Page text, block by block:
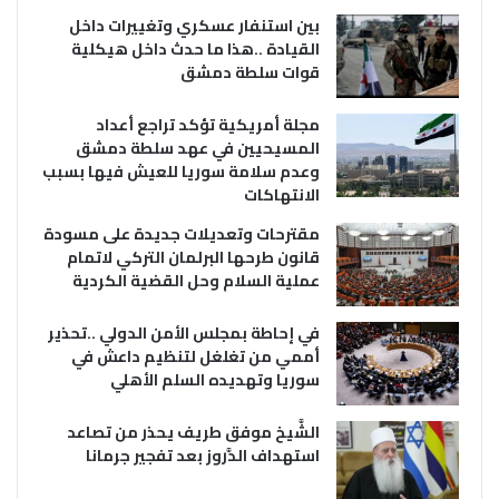
بين استنفار عسكري وتغييرات داخل
القيادة ..هذا ما حدث داخل هيكلية
قوات سلطة دمشق
مجلة أمريكية تؤكد تراجع أعداد
المسيحيين في عهد سلطة دمشق
وعدم سلامة سوريا للعيش فيها بسبب
الانتهاكات
مقترحات وتعديلات جديدة على مسودة
قانون طرحها البرلمان التركي لاتمام
عملية السلام وحل القضية الكردية
في إحاطة بمجلس الأمن الدولي ..تحذير
أممي من تغلغل لتنظيم داعش في
سوريا وتهديده السلم الأهلي
الشَّيخ موفق طريف يحذر من تصاعد
استهداف الدَّروز بعد تفجير جرمانا